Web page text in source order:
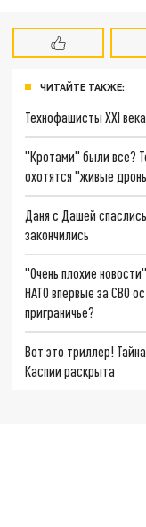
ЧИТАЙТЕ ТАКЖЕ:
Технофашисты XXI века
"Кротами" были все?
охотятся "живые
Даня с Дашей
закончились
"Очень плохие
НАТО впервые за СВО
приграничье?
Вот это триллер!
Каспии раскрыта